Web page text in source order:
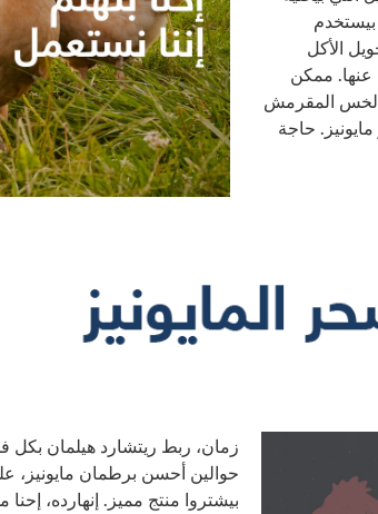
الأكل
عنها. ممكن
المقرمش
حاجة
زمان، ربط ريتشارد هيلمان
حوالين أحسن برطمان مايونيز،
بيشتروا منتج مميز. إنهارده،